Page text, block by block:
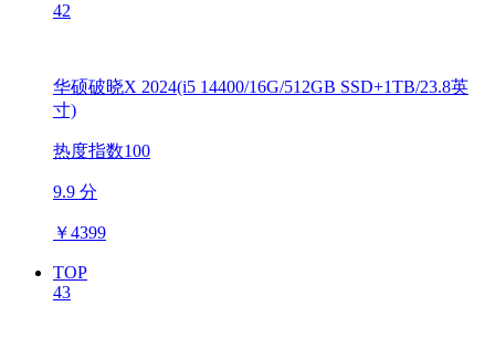
42
华硕破晓X 2024(i5 14400/16G/512GB SSD+1TB/23.8英
寸)
热度指数100
9.9 分
￥4399
TOP
43